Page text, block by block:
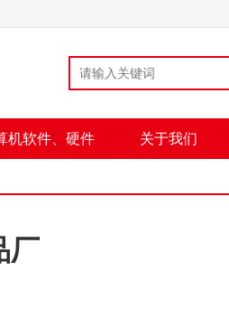
机软件、硬件 关于我们
厂